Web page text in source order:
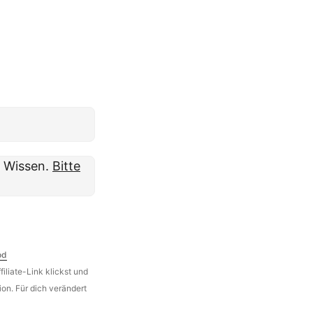
Bitte
Link klickst und
Für dich verändert